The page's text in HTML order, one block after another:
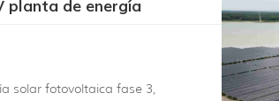
planta de energía
solar fotovoltaica fase 3,